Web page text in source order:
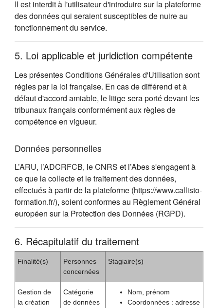
Il est interdit à l'utilisateur d'introduire sur la plateforme
des données qui seraient susceptibles de nuire au
fonctionnement du service.
5. Loi applicable et juridiction compétente
Les présentes Conditions Générales d'Utilisation sont
régies par la loi française. En cas de différend et à
défaut d'accord amiable, le litige sera porté devant les
tribunaux français conformément aux règles de
compétence en vigueur.
Données personnelles
L’ARU, l’ADCRFCB, le CNRS et l’Abes s'engagent à
ce que la collecte et le traitement des données,
effectués à partir de la plateforme (https://www.callisto-
formation.fr/), soient conformes au Règlement Général
européen sur la Protection des Données (RGPD).
6. Récapitulatif du traitement
Finalité(s)
Personnes
concernées
Stagiaire(s)
Gestion de
la création
Catégorie
de données
Nom, prénom
Coordonnées : adresse